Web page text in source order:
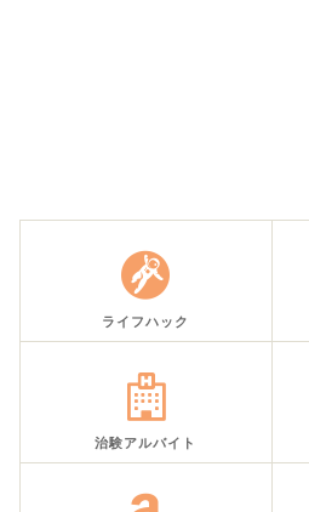
ライフハック
治験アルバイト